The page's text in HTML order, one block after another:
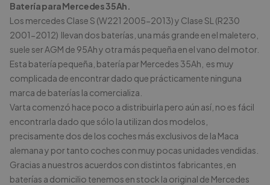
Batería para Mercedes 35Ah.
Los mercedes Clase S (W221 2005-2013) y Clase SL (R230
2001-2012) llevan dos baterías, una más grande en el maletero,
suele ser AGM de 95Ah y otra más pequeña en el vano del motor.
Esta batería pequeña, batería par Mercedes 35Ah, es muy
complicada de encontrar dado que prácticamente ninguna
marca de baterías la comercializa.
Varta comenzó hace poco a distribuirla pero aún así, no es fácil
encontrarla dado que sólo la utilizan dos modelos,
precisamente dos de los coches más exclusivos de la Maca
alemana y por tanto coches con muy pocas unidades vendidas.
Gracias a nuestros acuerdos con distintos fabricantes, en
baterías a domicilio tenemos en stock la original de Mercedes